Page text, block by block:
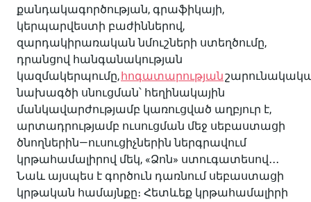
քանդակագործության, գրաֆիկայի,
կերպարվեստի բաժիններով,
զարդակիրառական նմուշների ստեղծումը,
դրանցով հանգանակության
կազմակերպումը,հոգատարության
նախագծի սնուցման՝ հեղինակային
մանկավարժությամբ կառուցված աղբյուր է,
արտադրությամբ ուսուցման մեջ սեբաստացի
ծնողներին—ուսուցիչներին ներգրավում
կրթահամալիրով մեկ, «Ձոն» ստուգատեսով․․․
Նաև այսպես է գործուն դառնում սեբաստացի
կրթական համայնքը։ Հետևեք կրթահամալիրի